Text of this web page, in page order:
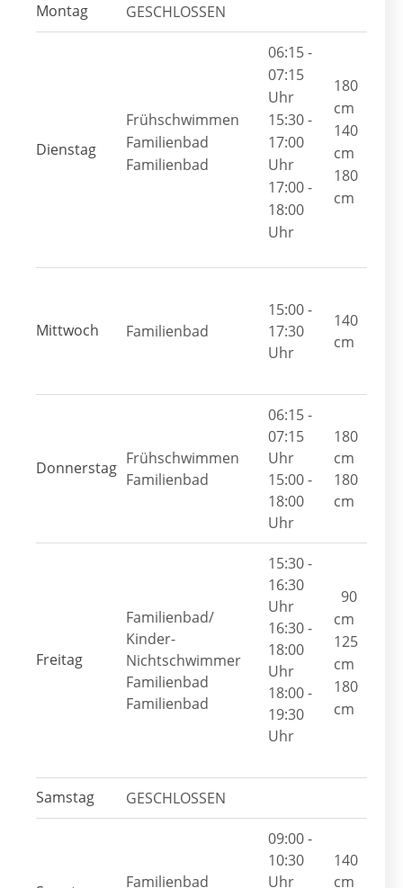
Montag GESCHLOSSEN
Dienstag
Frühschwimmen
Familienbad
Familienbad
06:15 -
07:15
Uhr
15:30 -
17:00
Uhr
17:00 -
18:00
Uhr
180
cm
140
cm
180
cm
Mittwoch Familienbad
15:00 -
17:30
Uhr
140
cm
Donnerstag Frühschwimmen
Familienbad
06:15 -
07:15
Uhr
15:00 -
18:00
Uhr
180
cm
180
cm
Freitag
Familienbad/
Kinder-
Nichtschwimmer
Familienbad
Familienbad
15:30 -
16:30
Uhr
16:30 -
18:00
Uhr
18:00 -
19:30
Uhr
90
cm
125
cm
180
cm
Samstag GESCHLOSSEN
Familienbad
09:00 -
10:30
Uhr
140
cm